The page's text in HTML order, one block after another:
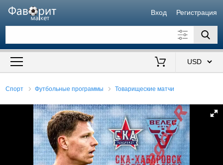
Вход Регистрация
Искать также в описании
Спорт Футбольные программы Товарищеские матчи